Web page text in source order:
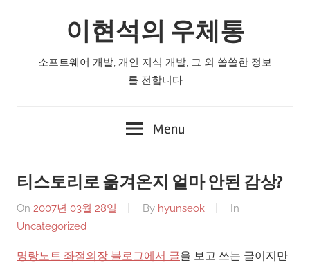
이현석의 우체통
소프트웨어 개발, 개인 지식 개발, 그 외 쏠쏠한 정보
를 전합니다
Menu
티스토리로 옮겨온지 얼마 안된 감상?
On 2007년 03월 28일 By hyunseok
In
Uncategorized
명랑노트 좌절의장 블로그에서 글을 보고 쓰는 글이지만